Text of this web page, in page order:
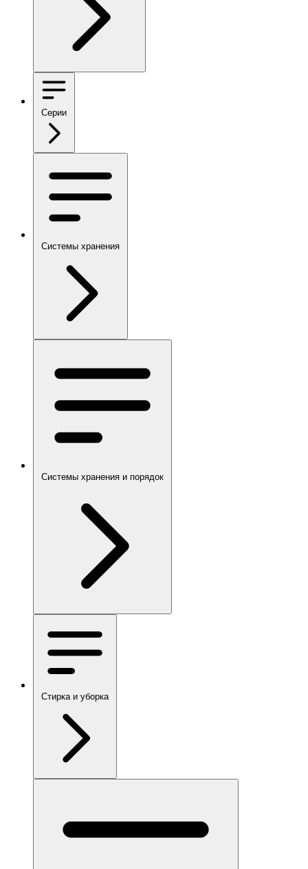
Серии
Системы хранения
Системы хранения и порядок
Стирка и уборка